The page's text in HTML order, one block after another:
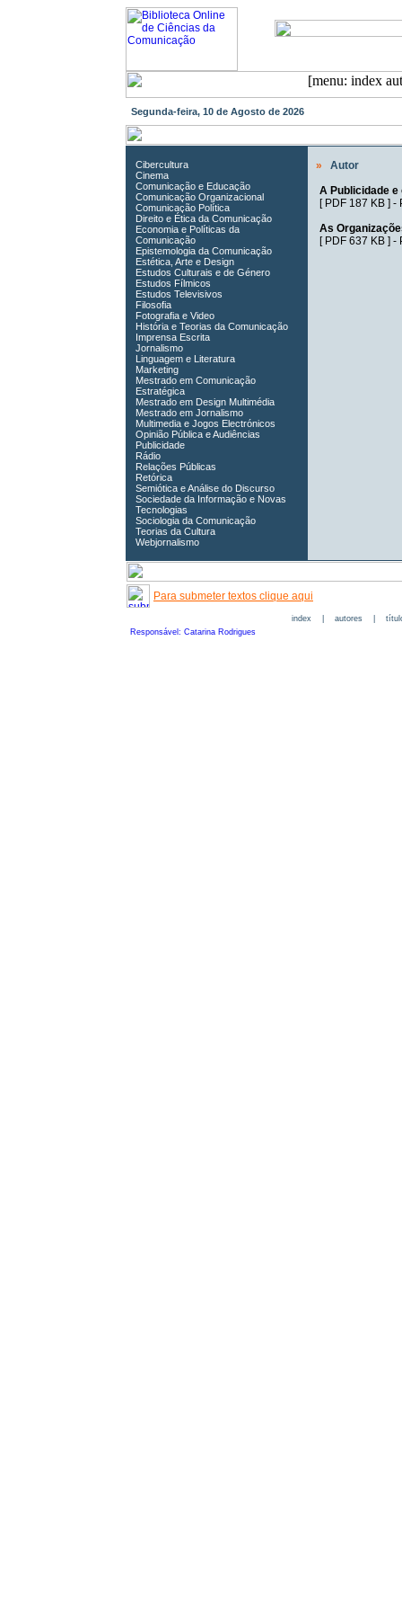
Segunda-feira, 10 de Agosto de 2026
Cibercultura
Cinema
Comunicação e Educação
Comunicação Organizacional
Comunicação Política
Direito e Ética da Comunicação
Economia e Políticas da
Comunicação
Epistemologia da Comunicação
Estética, Arte e Design
Estudos Culturais e de Género
Estudos Fílmicos
Estudos Televisivos
Filosofia
Fotografia e Video
História e Teorias da Comunicação
Imprensa Escrita
Jornalismo
Linguagem e Literatura
Marketing
Mestrado em Comunicação
Estratégica
Mestrado em Design Multimédia
Mestrado em Jornalismo
Multimedia e Jogos Electrónicos
Opinião Pública e Audiências
Publicidade
Rádio
Relações Públicas
Retórica
Semiótica e Análise do Discurso
Sociedade da Informação e Novas
Tecnologias
Sociologia da Comunicação
Teorias da Cultura
Webjornalismo
»
Autor
A Publicidade
[ PDF 187 KB] -
As
[ PDF 637 KB] -
Para submeter textos clique aqui
index| autores|